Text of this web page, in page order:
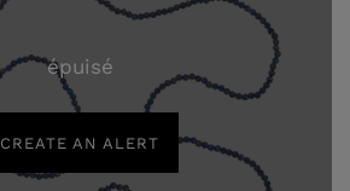
épuisé
CREATE AN ALERT